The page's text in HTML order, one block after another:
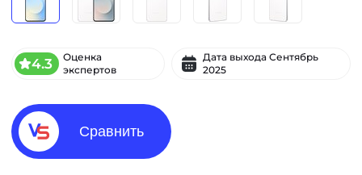
4.3
Оценка
экспертов
Дата выхода Сентябрь
2025
Сравнить